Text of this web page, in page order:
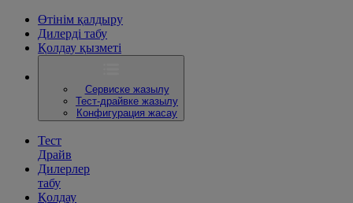
Өтінім қалдыру
Дилерді табу
Қолдау қызметі
Сервиске жазылу
Тест-драйвке жазылу
Конфигурация жасау
Тест
Драйв
Дилерлер
табу
Қолдау